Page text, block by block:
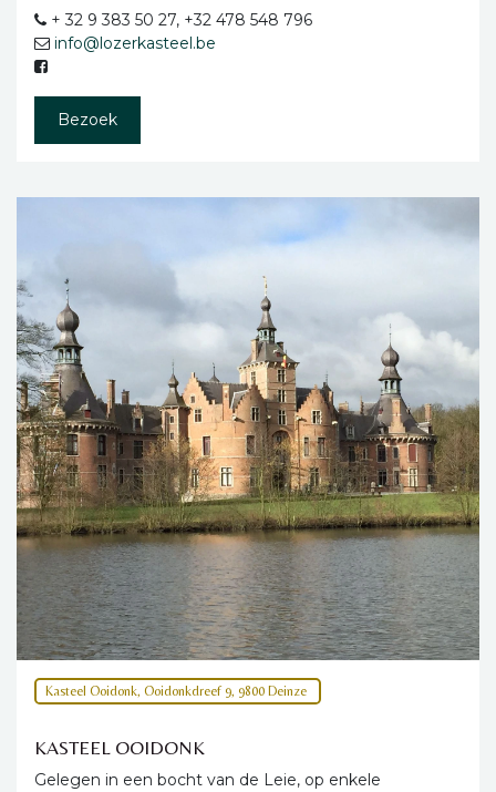
+ 32 9 383 50 27, +32 478 548 796
info@lozerkasteel.be
Bezoek
Kasteel Ooidonk, Ooidonkdreef 9, 9800 Deinze
KASTEEL OOIDONK
Gelegen in een bocht van de Leie, op enkele